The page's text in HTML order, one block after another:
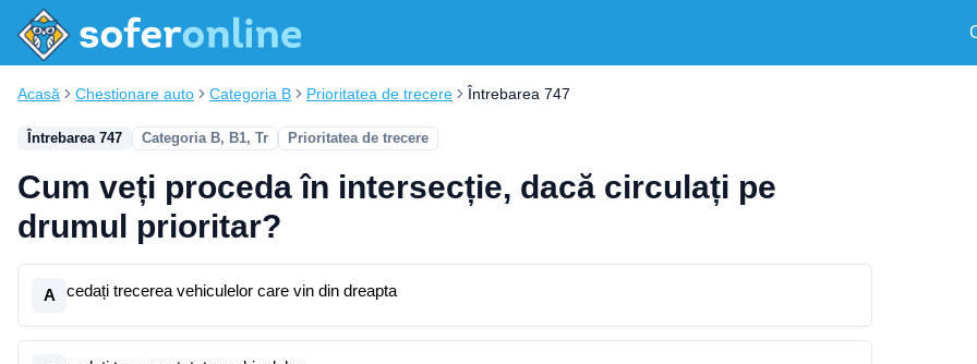
Acasă Chestionare auto Categoria B Prioritatea de trecere Întrebarea 747
Întrebarea 747 Categoria B, B1, Tr Prioritatea de trecere
Cum veți proceda în intersecție, dacă circulați pe
drumul prioritar?
A cedați trecerea vehiculelor care vin din dreapta